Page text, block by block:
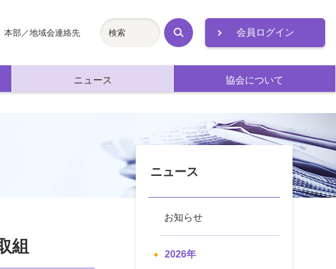
会員ログイン
ニュース 協会について
本部／地域会連絡先
検
索
組
ニュース
お知らせ
2026年